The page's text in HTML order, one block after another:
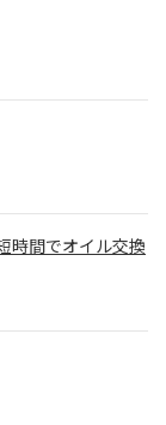
時間でオイル交換